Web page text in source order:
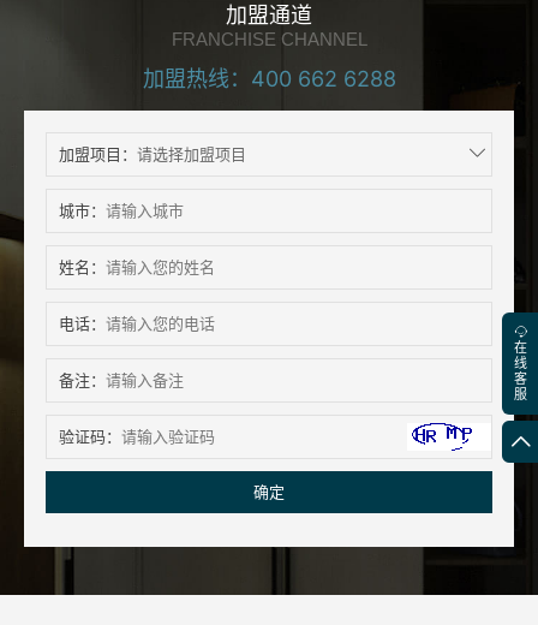
加盟通道
FRANCHISE CHANNEL
加盟热线： 400 662 6288
加盟项目：
城市：
姓名：
电话：
备注：
验证码：
确定
在
线
客
服